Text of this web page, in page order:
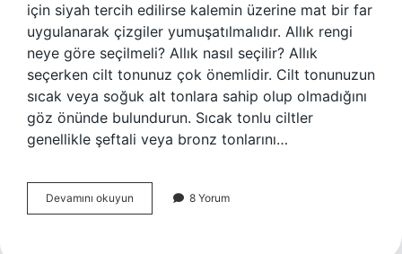
için siyah tercih edilirse kalemin üzerine mat bir far
uygulanarak çizgiler yumuşatılmalıdır. Allık rengi
neye göre seçilmeli? Allık nasıl seçilir? Allık
seçerken cilt tonunuz çok önemlidir. Cilt tonunuzun
sıcak veya soğuk alt tonlara sahip olup olmadığını
göz önünde bulundurun. Sıcak tonlu ciltler
genellikle şeftali veya bronz tonlarını…
Devamını okuyun Sarışınlar
Hangi
8 Yorum